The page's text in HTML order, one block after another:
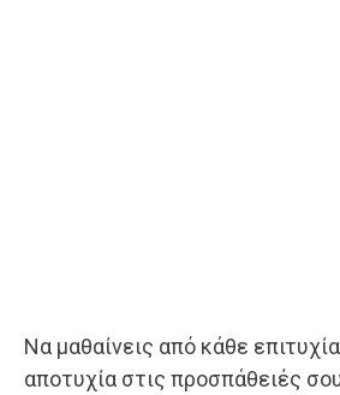
Να μαθαίνεις από κάθε
αποτυχία στις προσπάθειές